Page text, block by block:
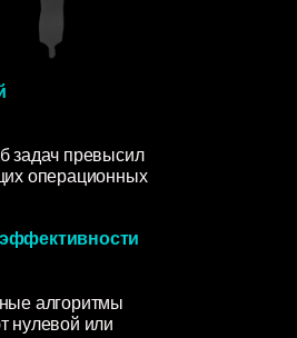
задач превысил
операционных
алгоритмы
нулевой или